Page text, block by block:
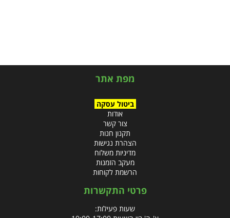
מפת אתר
ביטול עסקה
אודות
צור קשר
תקנון חנות
הצהרת נגישות
מדיניות משלוח
מעקב הזמנות
הרשמת לקוחות
פרטי התקשרות
שעות פעילות: